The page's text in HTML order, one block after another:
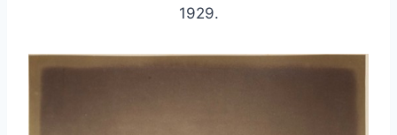
1929.